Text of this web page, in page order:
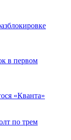
в первом
«Кванта»
по трем